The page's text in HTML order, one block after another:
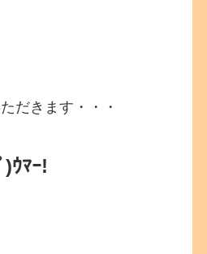
だきます・・・
ｳﾏｰ!